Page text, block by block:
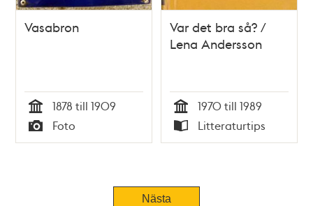
Vasabron
Tid
1878 till 1909
Typ
Foto
Var det bra så? /
Lena Andersson
Tid
1970 till 1989
Typ
Litteraturtips
TidigareNästa